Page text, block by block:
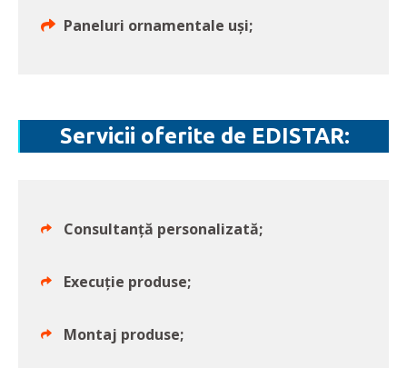
Paneluri ornamentale uşi;
Servicii oferite de EDISTAR:
Consultanţă personalizată;
Execuţie produse;
Montaj produse;